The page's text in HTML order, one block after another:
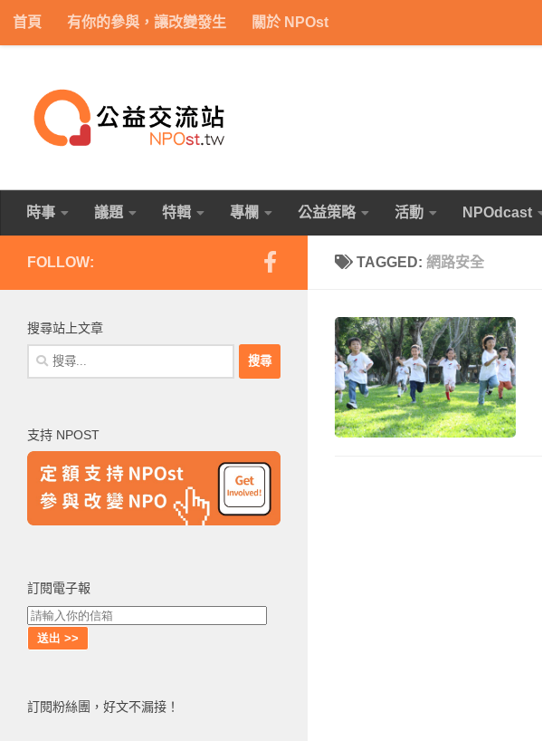
Skip to content
首頁 有你的參與，讓改變發生 關於 NPOst
時事 議題 特輯 專欄 公益策略 活動 NPOdcast
TAGGED: 網路安全
FOLLOW:
搜尋站上文章
搜
尋
字:
支持 NPOST
訂閱電子報
訂閱粉絲團，好文不漏接！